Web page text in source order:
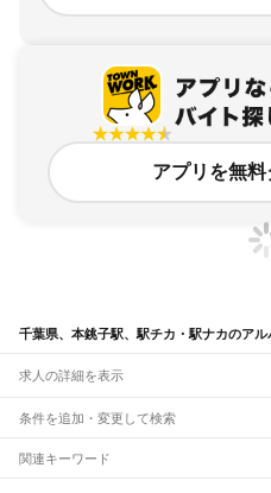
アプリを無
千葉県、本銚子駅、駅チカ・駅ナカのア
求人の詳細を表示
条件を追加・変更して検索
市区町村を追加・変更
関連キーワード